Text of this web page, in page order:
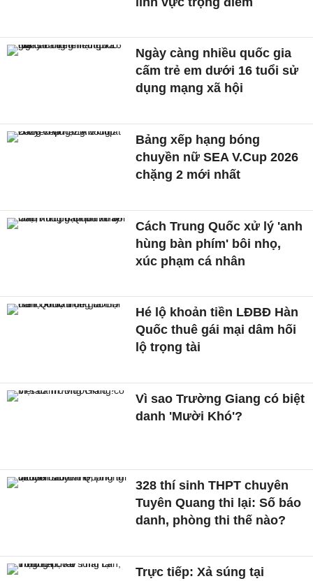
Ngày càng nhiều quốc gia
cấm trẻ em dưới 16 tuổi sử
dụng mạng xã hội
Bảng xếp hạng bóng
chuyền nữ SEA V.Cup 2026
chặng 2 mới nhất
Cách Trung Quốc xử lý 'anh
hùng bàn phím' bôi nhọ,
xúc phạm cá nhân
Hé lộ khoản tiền LĐBĐ Hàn
Quốc thuê gái mại dâm hối
lộ trọng tài
Vì sao Trường Giang có biệt
danh 'Mười Khó'?
328 thí sinh THPT chuyên
Tuyên Quang thi lại: Số báo
danh, phòng thi thế nào?
Trực tiếp: Xả súng tại